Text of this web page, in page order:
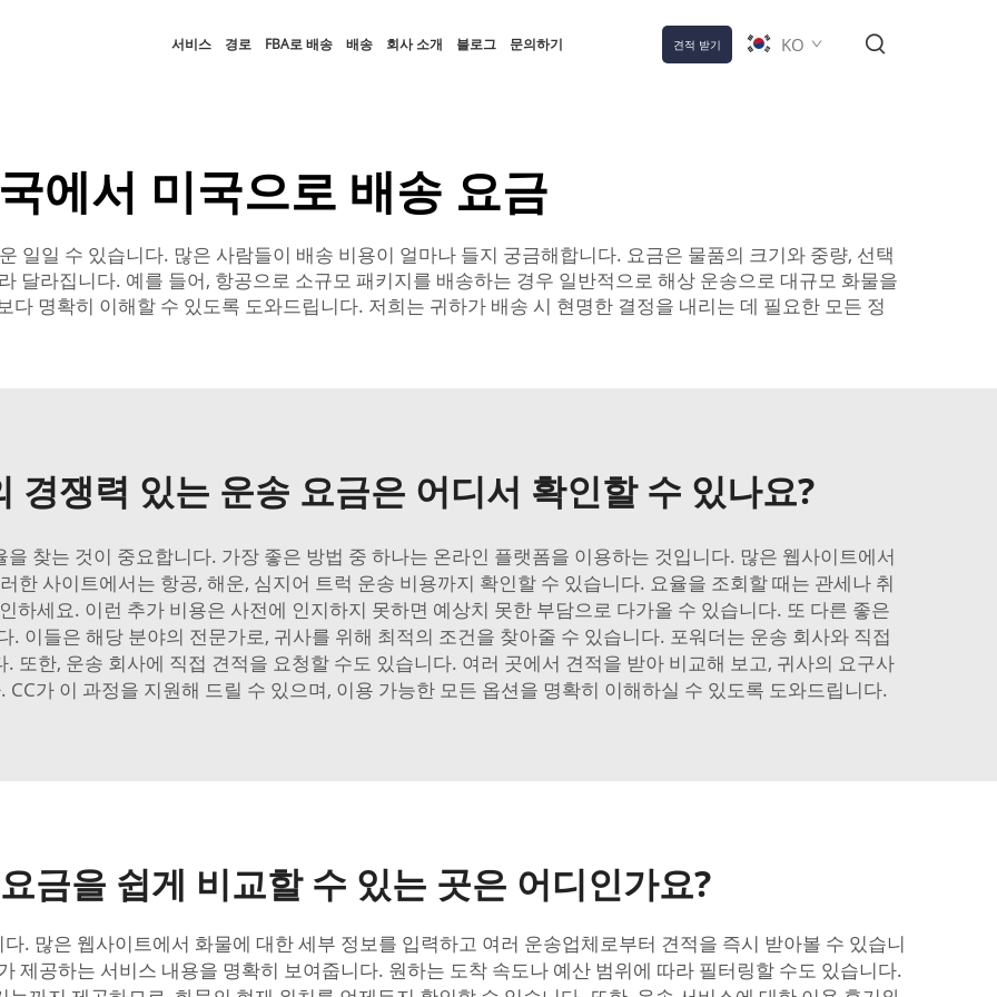
서비스 경로 FBA로 배송 배송 회사 소개 블로그 문의하기 견적 받기 KO
에서 미국으로 배송 요금
일일 수 있습니다. 많은 사람들이 배송 비용이 얼마나 들지 궁금해합니다. 요금은 물품의 크기와 중량, 선택
달라집니다. 예를 들어, 항공으로 소규모 패키지를 배송하는 경우 일반적으로 해상 운송으로 대규모 화물을
다 명확히 이해할 수 있도록 도와드립니다. 저희는 귀하가 배송 시 현명한 결정을 내리는 데 필요한 모든 정
경쟁력 있는 운송 요금은 어디서 확인할 수 있나요?
찾는 것이 중요합니다. 가장 좋은 방법 중 하나는 온라인 플랫폼을 이용하는 것입니다. 많은 웹사이트에서
한 사이트에서는 항공, 해운, 심지어 트럭 운송 비용까지 확인할 수 있습니다. 요율을 조회할 때는 관세나 취
하세요. 이런 추가 비용은 사전에 인지하지 못하면 예상치 못한 부담으로 다가올 수 있습니다. 또 다른 좋은
이들은 해당 분야의 전문가로, 귀사를 위해 최적의 조건을 찾아줄 수 있습니다. 포워더는 운송 회사와 직접
또한, 운송 회사에 직접 견적을 요청할 수도 있습니다. 여러 곳에서 견적을 받아 비교해 보고, 귀사의 요구사
가 이 과정을 지원해 드릴 수 있으며, 이용 가능한 모든 옵션을 명확히 이해하실 수 있도록 도와드립니다.
금을 쉽게 비교할 수 있는 곳은 어디인가요?
. 많은 웹사이트에서 화물에 대한 세부 정보를 입력하고 여러 운송업체로부터 견적을 즉시 받아볼 수 있습니
제공하는 서비스 내용을 명확히 보여줍니다. 원하는 도착 속도나 예산 범위에 따라 필터링할 수도 있습니다.